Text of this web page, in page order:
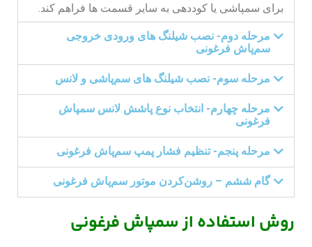
برای سمپاشی یا کوددهی به سایر قسمت ها فراهم کند.
مرحله دوم- نصب شیلنگ ‌های ورودی خروجی
سم‌پاش فرغونی
مرحله سوم- نصب شیلنگ‌ های سم‌پاشی و لانس
مرحله چهارم- انتخاب نوع پاشش لانس سمپاش
فرغونی
مرحله پنجم- تنظیم فشار پمپ سم‌پاش فرغونی
گام ششم – روشن‌کردن موتور سم‌پاش فرغونی
روش استفاده از سمپاش فرغونی